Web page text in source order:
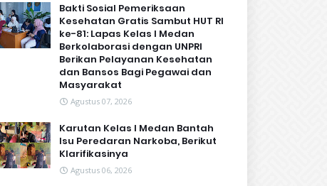
Bakti Sosial Pemeriksaan
Kesehatan Gratis Sambut HUT RI
ke-81: Lapas Kelas I Medan
Berkolaborasi dengan UNPRI
Berikan Pelayanan Kesehatan
dan Bansos Bagi Pegawai dan
Masyarakat
Agustus 07, 2026
Karutan Kelas I Medan Bantah
Isu Peredaran Narkoba, Berikut
Klarifikasinya
Agustus 06, 2026